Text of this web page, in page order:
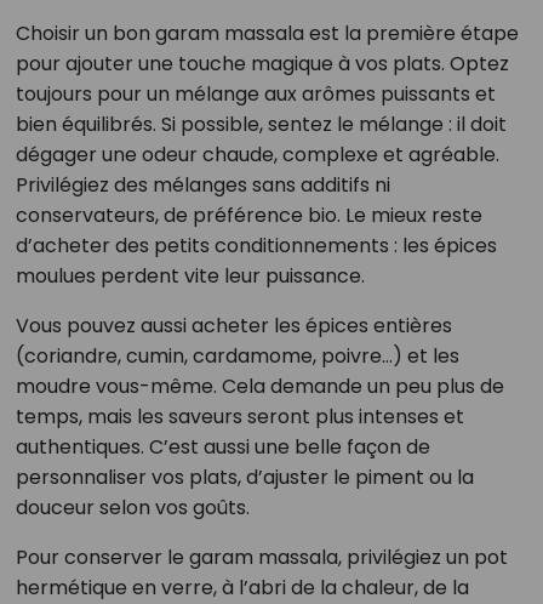
Choisir un bon garam massala est la première étape
pour ajouter une touche magique à vos plats. Optez
toujours pour un mélange aux arômes puissants et
bien équilibrés. Si possible, sentez le mélange : il doit
dégager une odeur chaude, complexe et agréable.
Privilégiez des mélanges sans additifs ni
conservateurs, de préférence bio. Le mieux reste
d’acheter des petits conditionnements : les épices
moulues perdent vite leur puissance.
Vous pouvez aussi acheter les épices entières
(coriandre, cumin, cardamome, poivre…) et les
moudre vous-même. Cela demande un peu plus de
temps, mais les saveurs seront plus intenses et
authentiques. C’est aussi une belle façon de
personnaliser vos plats, d’ajuster le piment ou la
douceur selon vos goûts.
Pour conserver le garam massala, privilégiez un pot
hermétique en verre, à l’abri de la chaleur, de la